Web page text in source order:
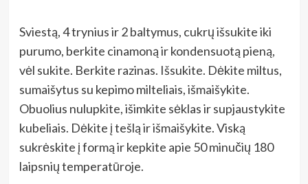
Sviestą, 4 trynius ir 2 baltymus, cukrų išsukite iki
purumo, berkite cinamoną ir kondensuotą pieną,
vėl sukite. Berkite razinas. Išsukite. Dėkite miltus,
sumaišytus su kepimo milteliais, išmaišykite.
Obuolius nulupkite, išimkite sėklas ir supjaustykite
kubeliais. Dėkite į tešlą ir išmaišykite. Viską
sukrėskite į formą ir kepkite apie 50 minučių 180
laipsnių temperatūroje.